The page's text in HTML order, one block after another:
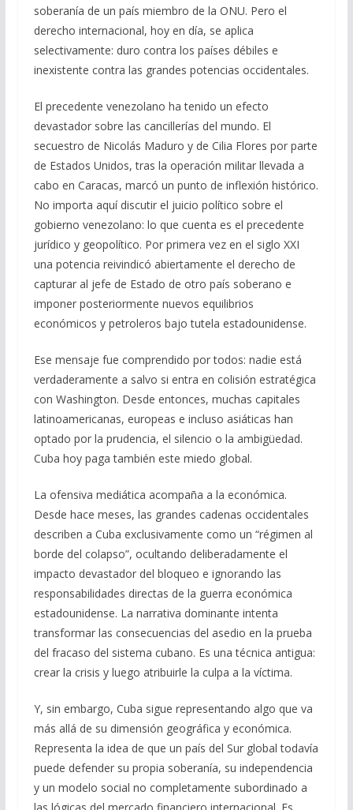
soberanía de un país miembro de la ONU. Pero el
derecho internacional, hoy en día, se aplica
selectivamente: duro contra los países débiles e
inexistente contra las grandes potencias occidentales.
El precedente venezolano ha tenido un efecto
devastador sobre las cancillerías del mundo. El
secuestro de Nicolás Maduro y de Cilia Flores por parte
de Estados Unidos, tras la operación militar llevada a
cabo en Caracas, marcó un punto de inflexión histórico.
No importa aquí discutir el juicio político sobre el
gobierno venezolano: lo que cuenta es el precedente
jurídico y geopolítico. Por primera vez en el siglo XXI
una potencia reivindicó abiertamente el derecho de
capturar al jefe de Estado de otro país soberano e
imponer posteriormente nuevos equilibrios
económicos y petroleros bajo tutela estadounidense.
Ese mensaje fue comprendido por todos: nadie está
verdaderamente a salvo si entra en colisión estratégica
con Washington. Desde entonces, muchas capitales
latinoamericanas, europeas e incluso asiáticas han
optado por la prudencia, el silencio o la ambigüedad.
Cuba hoy paga también este miedo global.
La ofensiva mediática acompaña a la económica.
Desde hace meses, las grandes cadenas occidentales
describen a Cuba exclusivamente como un “régimen al
borde del colapso”, ocultando deliberadamente el
impacto devastador del bloqueo e ignorando las
responsabilidades directas de la guerra económica
estadounidense. La narrativa dominante intenta
transformar las consecuencias del asedio en la prueba
del fracaso del sistema cubano. Es una técnica antigua:
crear la crisis y luego atribuirle la culpa a la víctima.
Y, sin embargo, Cuba sigue representando algo que va
más allá de su dimensión geográfica y económica.
Representa la idea de que un país del Sur global todavía
puede defender su propia soberanía, su independencia
y un modelo social no completamente subordinado a